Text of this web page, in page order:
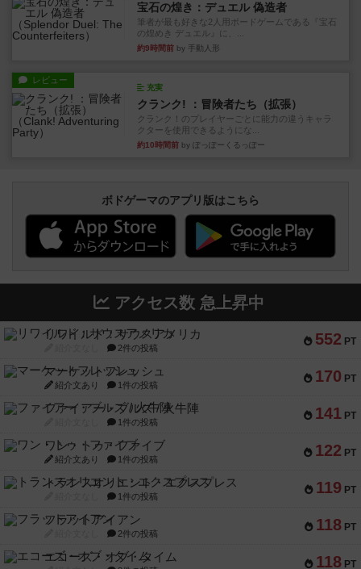
宝石の煌き：デュエル 偽造者
筆者が最も好きな2人用ボードゲームである『宝石
の煌めき デュエル』に、...
約9時間前 by 手動人形
レビュー
充実
クランク! ：冒険者たち（拡張）
クランク！のプレイヤーごとに能力の違うキャラ
クターを使用できるようにな...
約10時間前 by ぽっぽーくるっぽー
ボドゲーマのアプリ版はこちら
アクセス数 急上昇中
552 PT
リワイルド：サウスアメリカ
2件の投稿
170 PT
マーケットフレッシュ
紹介文あり 1件の投稿
141 PT
ファイアー・ブルズ / 火牛陣
1件の投稿
122 PT
ワン・トゥ・ファイブ
紹介文あり 1件の投稿
119 PT
トランスオリエント・エクスプレス
1件の投稿
118 PT
フラットアイアン
2件の投稿
118 PT
エコーズ・オブ・タイム